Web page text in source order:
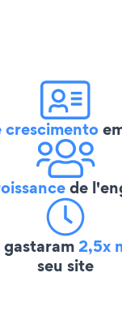
crescimento
de
2,5x
seu site